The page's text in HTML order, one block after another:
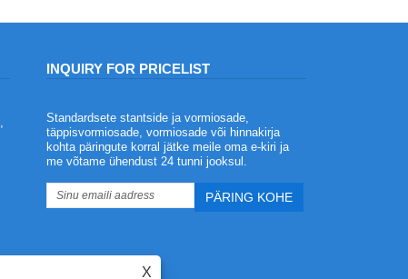
INQUIRY FOR PRICELIST
Standardsete stantside ja vormiosade,
täppisvormiosade, vormiosade või hinnakirja
kohta päringute korral jätke meile oma e-kiri ja
me võtame ühendust 24 tunni jooksul.
Pressvormide komponentide
väljatöötamine
2024/01/26
Tööstusharu prognooside kohaselt
kasvab lähiaastatel seoses uute
materjalide kasutuselevõtuga ja
X